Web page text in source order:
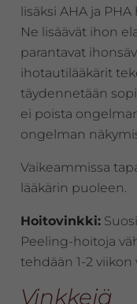
lisäksi AHA ja
Ne lisäävät ihon
parantavat
ihotautilääkärit
täydennetään
ei poista
ongelman
Vaikeammissa
lääkärin puoleen.
Hoitovinkki:
Peeling-hoitoja
tehdään 1-2 viikon
Vinkkejä